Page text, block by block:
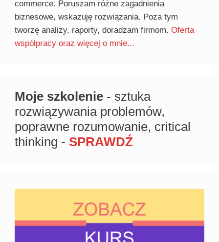
commerce. Poruszam różne zagadnienia
biznesowe, wskazuję rozwiązania. Poza tym
tworzę analizy, raporty, doradzam firmom. Oferta
współpracy oraz więcej o mnie...
Moje szkolenie - sztuka
rozwiązywania problemów,
poprawne rozumowanie, critical
thinking - SPRAWDŹ